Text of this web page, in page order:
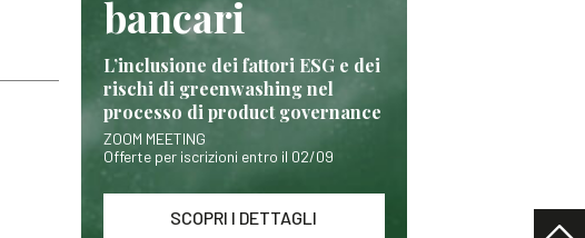
bancari
L’inclusione dei fattori ESG e dei
rischi di greenwashing nel
processo di product governance
ZOOM MEETING
Offerte per iscrizioni entro il 02/09
SCOPRI I DETTAGLI